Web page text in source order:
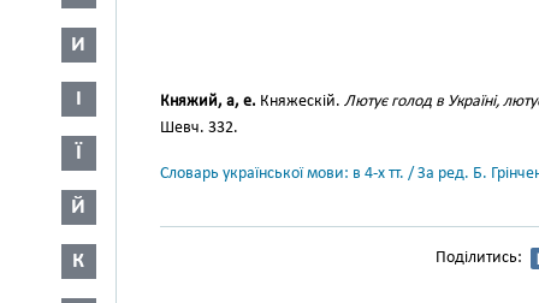
И
І
Ї
Й
К
Княжий, а, е. Княжескій. Лютує голод в Україні,
Шевч. 332.
Словарь української мови: в 4-х тт. / За ред. Б.
Поділитись: